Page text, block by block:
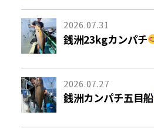
2026.07.31
銭洲23kgカンパチ
2026.07.27
銭洲カンパチ五目船